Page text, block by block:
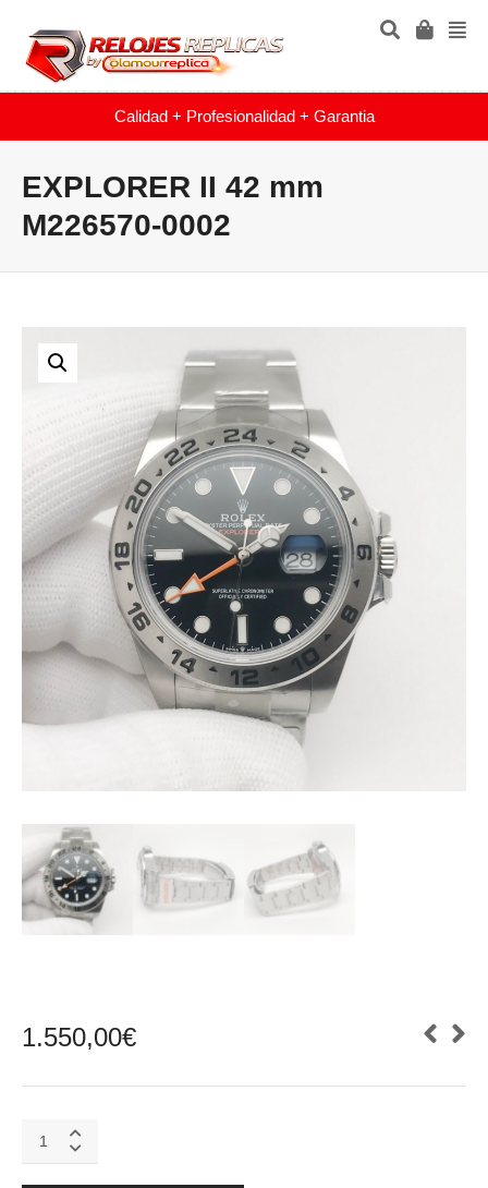
Calidad + Profesionalidad + Garantia
EXPLORER II 42 mm
M226570-0002
1.550,00€
EXPLORER